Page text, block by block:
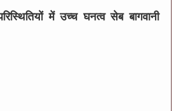
में उच्च घनत्व सेब बागवानी